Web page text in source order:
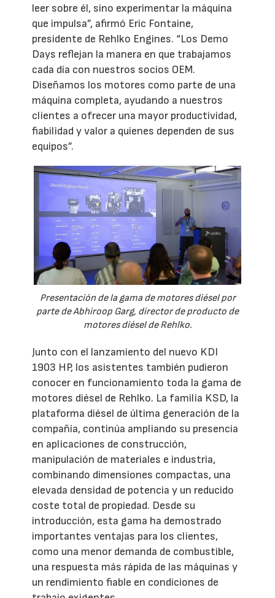
leer sobre él, sino experimentar la máquina
que impulsa”, afirmó Eric Fontaine,
presidente de Rehlko Engines. “Los Demo
Days reflejan la manera en que trabajamos
cada día con nuestros socios OEM.
Diseñamos los motores como parte de una
máquina completa, ayudando a nuestros
clientes a ofrecer una mayor productividad,
fiabilidad y valor a quienes dependen de sus
equipos”.
Presentación de la gama de motores diésel por
parte de Abhiroop Garg, director de producto de
motores diésel de Rehlko.
Junto con el lanzamiento del nuevo KDI
1903 HP, los asistentes también pudieron
conocer en funcionamiento toda la gama de
motores diésel de Rehlko. La familia KSD, la
plataforma diésel de última generación de la
compañía, continúa ampliando su presencia
en aplicaciones de construcción,
manipulación de materiales e industria,
combinando dimensiones compactas, una
elevada densidad de potencia y un reducido
coste total de propiedad. Desde su
introducción, esta gama ha demostrado
importantes ventajas para los clientes,
como una menor demanda de combustible,
una respuesta más rápida de las máquinas y
un rendimiento fiable en condiciones de